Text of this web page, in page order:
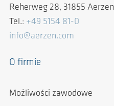
Reherweg 28, 31855 Aerzen
Tel.: +49 5154 81-0
info@aerzen.com
O firmie
Możliwości zawodowe